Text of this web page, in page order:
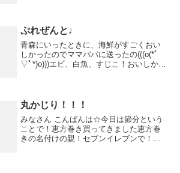
ぷれぜんと♩
青森にいったときに、海鮮がすごくおい
しかったのでママパパに送ったの(((o(*ﾟ
▽ﾟ*)o)))エビ、白魚、すじこ！おいしかっ
丸かじり！！！
みなさん こんばんは☆今日は節分という
ことで！恵方巻き買ってきました恵方巻
きの名付けの親！セブンイレブンで！笑